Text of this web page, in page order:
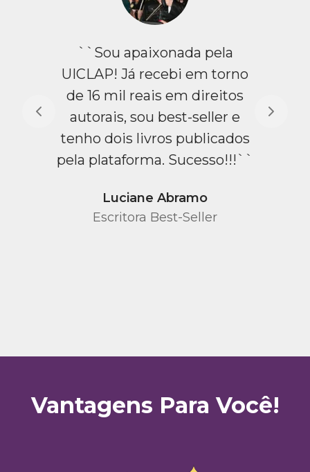
``Sou apaixonada pela
UICLAP! Já recebi em torno
de 16 mil reais em direitos
autorais, sou best-seller e
tenho dois livros publicados
pela plataforma. Sucesso!!!``
Luciane Abramo
Escritora Best-Seller
Vantagens Para Você!